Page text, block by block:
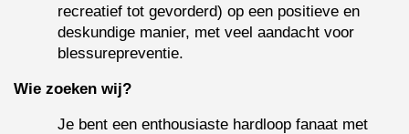
recreatief tot gevorderd) op een positieve en
deskundige manier, met veel aandacht voor
blessurepreventie.
Wie zoeken wij?
Je bent een enthousiaste hardloop fanaat met